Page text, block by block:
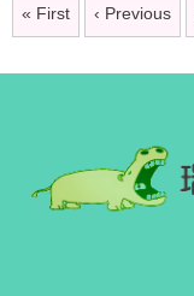
« First ‹ Previous